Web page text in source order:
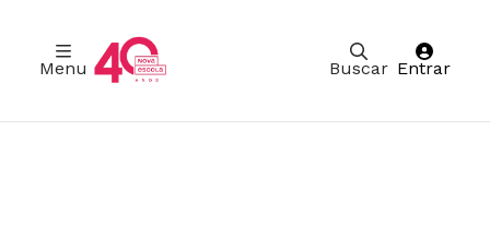
Buscar
Menu Entrar